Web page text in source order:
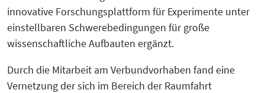
innovative Forschungsplattform für Experimente unter
einstellbaren Schwerebedingungen für große
wissenschaftliche Aufbauten ergänzt.
Durch die Mitarbeit am Verbundvorhaben fand eine
Vernetzung der sich im Bereich der Raumfahrt